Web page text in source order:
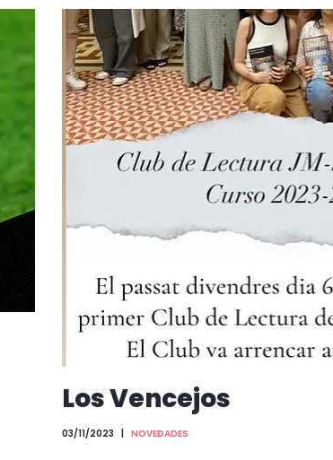
Los Vencejos
03/11/2023 NOVEDADES